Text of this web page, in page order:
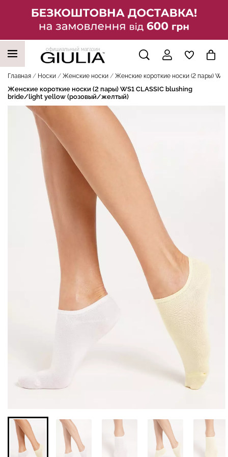
официальный магазин
Главная Носки Женские носки Женские короткие носки (2 пары)
Женские короткие носки (2 пары) WS1 CLASSIC blushing
bride/light yellow (розовый/желтый)
НАШИ ТРЕНДОВЫЕ ТОВАРЫ
Бесшовные леггинсы из
микрофибры LEGGINGS
02 (черный) Giulia
789 грн.
Бесшовная бразилиана с
легкой коррекцией
BRASILIAN SHAPEWEAR
black (черный) Giulia
369 грн.